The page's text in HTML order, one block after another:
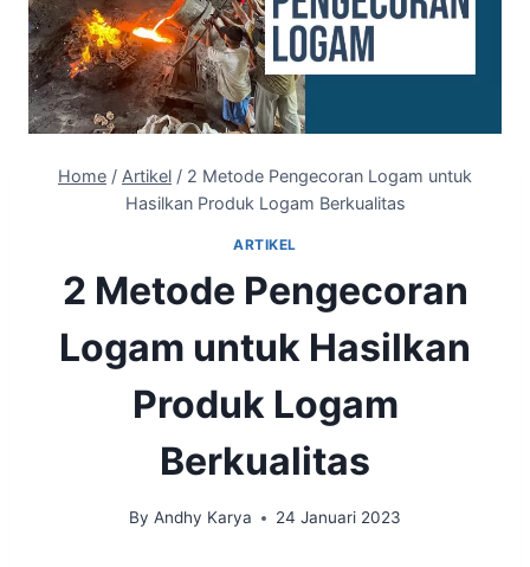
Home / Artikel / 2 Metode Pengecoran Logam untuk
Hasilkan Produk Logam Berkualitas
ARTIKEL
2 Metode Pengecoran
Logam untuk Hasilkan
Produk Logam
Berkualitas
By Andhy Karya 24 Januari 2023